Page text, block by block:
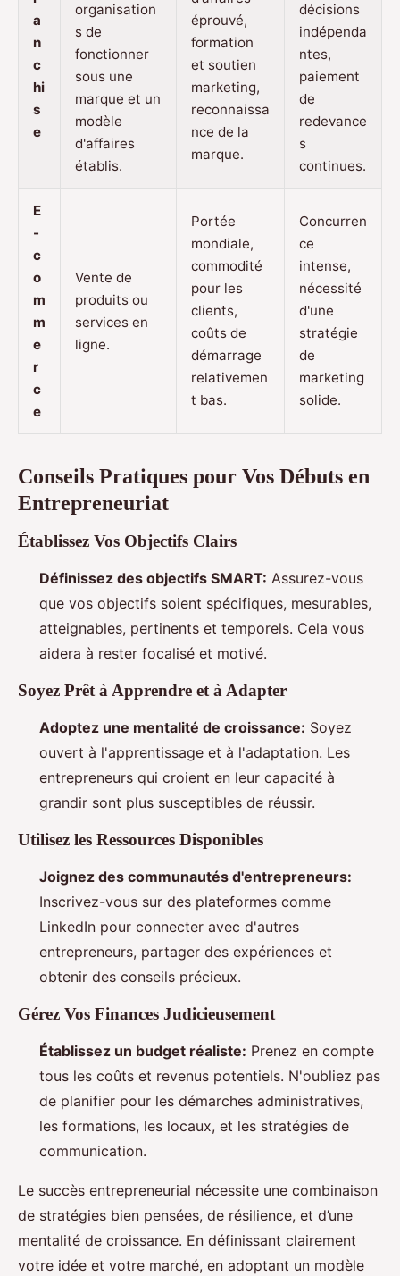
a
n
c
hi
s
e
organisation
s de
fonctionner
sous une
marque et un
modèle
d'affaires
établis.
éprouvé,
formation
et soutien
marketing,
reconnaissa
nce de la
marque.
décisions
indépenda
ntes,
paiement
de
redevance
s
continues.
E
-
c
o
m
m
e
r
c
e
Vente de
produits ou
services en
ligne.
Portée
mondiale,
commodité
pour les
clients,
coûts de
démarrage
relativemen
t bas.
Concurren
ce
intense,
nécessité
d'une
stratégie
de
marketing
solide.
Conseils Pratiques pour Vos Débuts en
Entrepreneuriat
Établissez Vos Objectifs Clairs
Définissez des objectifs SMART: Assurez-vous
que vos objectifs soient spécifiques, mesurables,
atteignables, pertinents et temporels. Cela vous
aidera à rester focalisé et motivé.
Soyez Prêt à Apprendre et à Adapter
Adoptez une mentalité de croissance: Soyez
ouvert à l'apprentissage et à l'adaptation. Les
entrepreneurs qui croient en leur capacité à
grandir sont plus susceptibles de réussir.
Utilisez les Ressources Disponibles
Joignez des communautés d'entrepreneurs:
Inscrivez-vous sur des plateformes comme
LinkedIn pour connecter avec d'autres
entrepreneurs, partager des expériences et
obtenir des conseils précieux.
Gérez Vos Finances Judicieusement
Établissez un budget réaliste: Prenez en compte
tous les coûts et revenus potentiels. N'oubliez pas
de planifier pour les démarches administratives,
les formations, les locaux, et les stratégies de
communication.
Le succès entrepreneurial nécessite une combinaison
de stratégies bien pensées, de résilience, et d’une
mentalité de croissance. En définissant clairement
votre idée et votre marché, en adoptant un modèle